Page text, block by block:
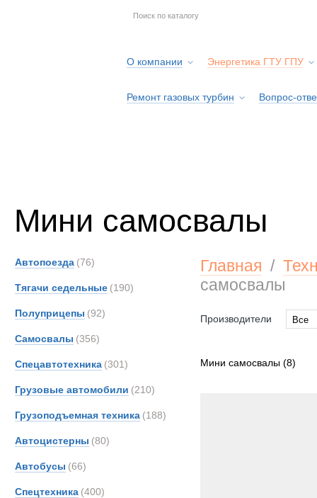
О компании Энергетика ГТУ ГПУ
Ремонт газовых турбин Вопрос-
Мини самосвалы
Автопоезда (76)
Тягачи седельные (190)
Полуприцепы (92)
Самосвалы (356)
Спецавтотехника (301)
Грузовые автомобили (210)
Грузоподъемная техника (188)
Автоцистерны (80)
Автобусы (66)
Спецтехника (400)
Главная /
самосвалы
Производители
Все
Мини самосвалы (8)